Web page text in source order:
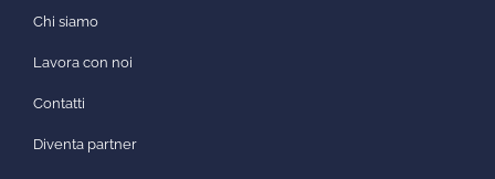
Chi siamo
Lavora con noi
Contatti
Diventa partner